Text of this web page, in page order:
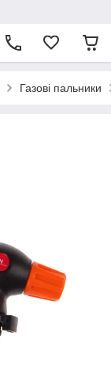
Газові пальники